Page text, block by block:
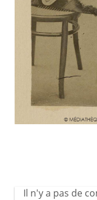
Il n'y a pas de